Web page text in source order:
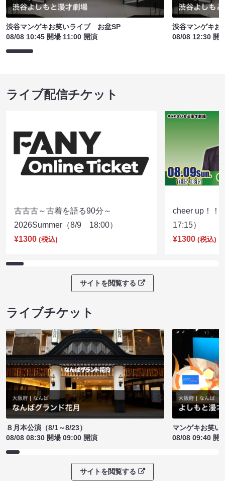
渋谷マンゲキお笑いライブ お盆SP
08/08 10:45 開場 11:00 開演
渋谷マンゲキ
08/08 12:30 開
ライブ配信チケット
古古古～古着を語る90分～
2026Summer（8/9 18:00）
¥1300 (税込)
cheer up！
17:15）
¥1300 (税込)
サイトを閲覧する
ライブチケット
８月本公演（8/1～8/23）
08/08 08:30 開場 09:00 開演
マンゲキお笑い
08/08 09:40 開
サイトを閲覧する